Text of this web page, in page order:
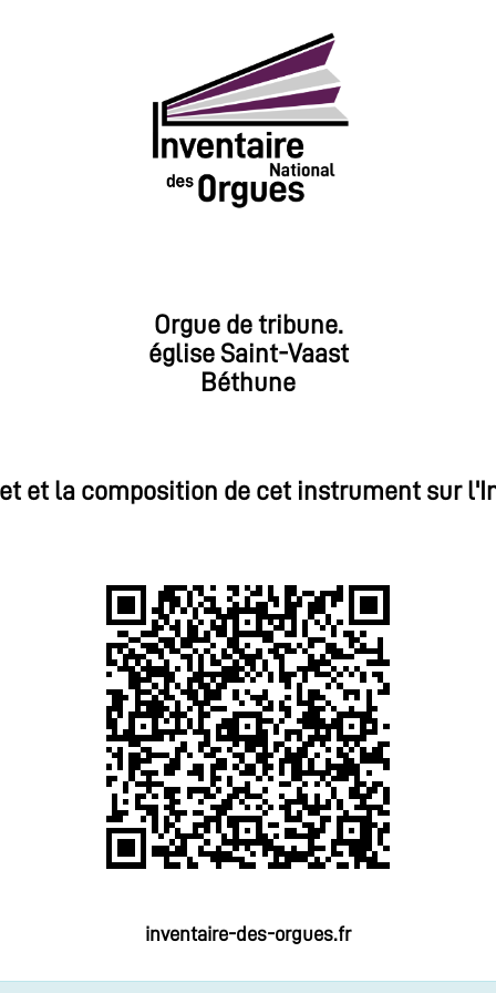
Orgue de tribune.
église Saint-Vaast
Béthune
et la composition de cet instrument sur
inventaire-des-orgues.fr